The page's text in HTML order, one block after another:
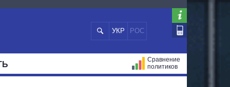
УКР РОС
Сравнение
политиков